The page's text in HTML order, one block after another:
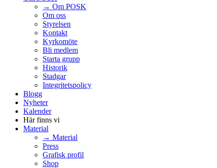
→ Om POSK
Om oss
Styrelsen
Kontakt
Kyrkomöte
Bli medlem
Starta grupp
Historik
Stadgar
Integritetspolicy
Blogg
Nyheter
Kalender
Här finns vi
Material
→ Material
Press
Grafisk profil
Shop